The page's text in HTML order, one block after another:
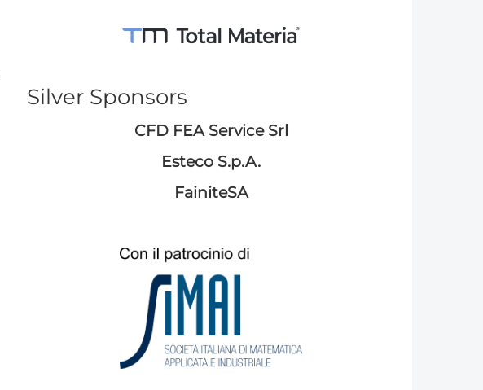
S​ilver Sponsors
CFD FEA Service Srl
Esteco S.p.A.
FainiteSA